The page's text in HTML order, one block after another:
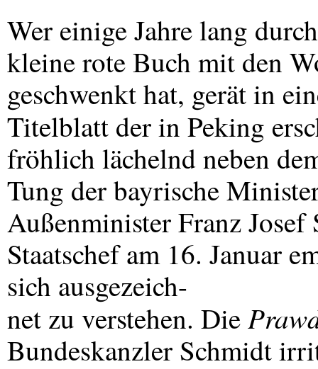
Wer einige Jahre lang
kleine rote Buch mit den
geschwenkt hat, gerät in
Titelblatt der in Peking
fröhlich lächelnd neben
Tung der bayrische
Außenminister Franz Josef
Staatschef am 16. Januar
sich ausgezeich-
net zu verstehen. Die
Bundeskanzler Schmidt